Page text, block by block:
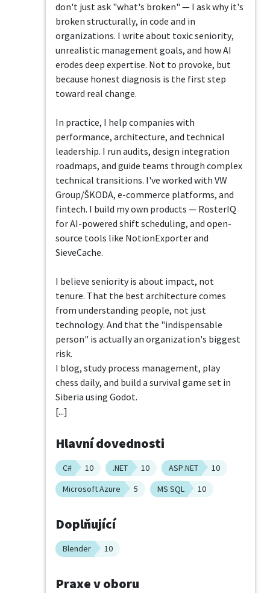
don't just ask "what's broken" — I ask why it's
broken structurally, in code and in
organizations. I write about toxic seniority,
unrealistic management goals, and how AI
erodes deep expertise. Not to provoke, but
because honest diagnosis is the first step
toward real change.
In practice, I help companies with
performance, architecture, and technical
leadership. I run audits, design integration
roadmaps, and guide teams through complex
technical transitions. I've worked with VW
Group/ŠKODA, e-commerce platforms, and
fintech. I build my own products — RosterIQ
for AI-powered shift scheduling, and open-
source tools like NotionExporter and
SieveCache.
I believe seniority is about impact, not
tenure. That the best architecture comes
from understanding people, not just
technology. And that the "indispensable
person" is actually an organization's biggest
risk.
I blog, study process management, play
chess daily, and build a survival game set in
Siberia using Godot.
[...]
Hlavní dovednosti
C# 10 .NET 10 ASP.NET
10
Microsoft Azure
5 MS SQL 10
Doplňující
Blender 10
Praxe v oboru